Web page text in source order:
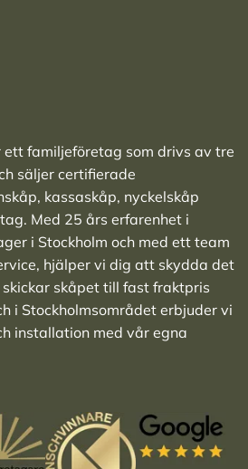
ett familjeföretag som drivs av tre
säljer certifierade
, kassaskåp, nyckelskåp
Med 25 års erfarenhet i
i Stockholm och med ett team
hjälper vi dig att skydda det
skåpet till fast fraktpris
i Stockholmsområdet erbjuder vi
installation med vår egna